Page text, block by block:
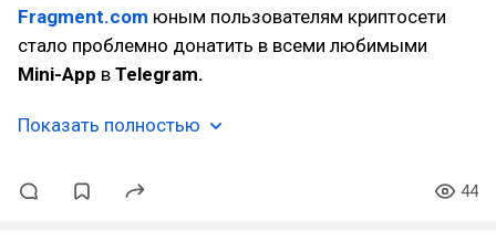
Fragment.com юным пользователям криптосети
стало проблемно донатить в всеми любимыми
Mini-App в Telegram.
Показать полностью
44